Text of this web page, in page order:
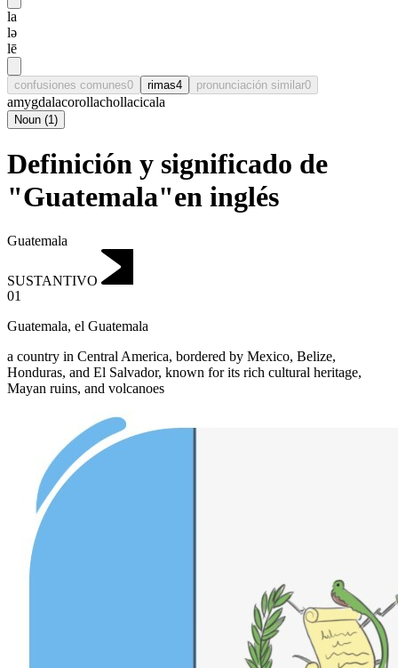
la
lə
lē
confusiones comunes0 rimas4 pronunciación similar0
amygdalacorollachollacicala
Noun (1)
Definición y significado de
"Guatemala"en inglés
Guatemala
SUSTANTIVO
01
Guatemala, el Guatemala
a country in Central America, bordered by Mexico, Belize,
Honduras, and El Salvador, known for its rich cultural heritage,
Mayan ruins, and volcanoes